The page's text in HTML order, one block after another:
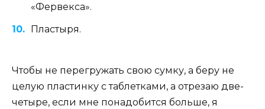
«Фервекса».
Пластыря.
Чтобы не перегружать свою сумку, а беру не
целую пластинку с таблетками, а отрезаю две-
четыре, если мне понадобится больше, я